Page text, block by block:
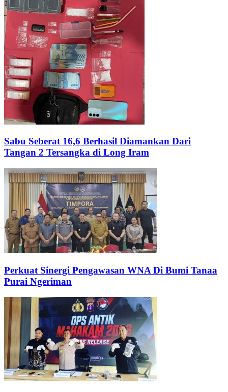
Sabu Seberat 16,6 Berhasil Diamankan Dari
Tangan 2 Tersangka di Long Iram
Perkuat Sinergi Pengawasan WNA Di Bumi Tanaa
Purai Ngeriman